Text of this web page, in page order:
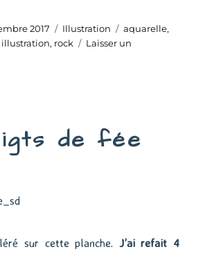
2017 Catégories
Illustration Étiquettes
aquarelle,
illustration, rock
Laisser un
de fée
sur cette planche. J’ai refait 4